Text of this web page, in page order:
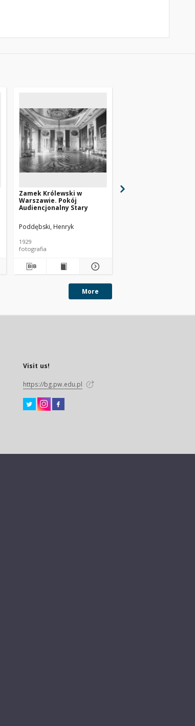
Zamek Królewski w
Warszawie. Pokój
Audiencjonalny Stary
Poddębski, Henryk
1929
fotografia
More
Visit us!
https://bg.pw.edu.pl